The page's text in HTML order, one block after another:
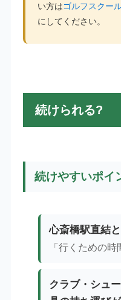
い方はゴルフスクー
にしてください。
続けられる?
続けやすいポイ
心斎橋駅直結
「行くための
クラブ・シュ